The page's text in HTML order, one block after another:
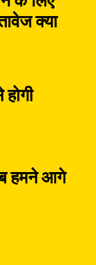
क्या
हमने आगे